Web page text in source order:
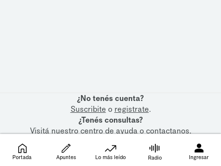
¿No tenés cuenta?
Suscribite o registrate.
¿Tenés consultas?
Visitá nuestrocentro de ayudaocontactanos.
Portada Apuntes Lo más leído Radio Ingresar